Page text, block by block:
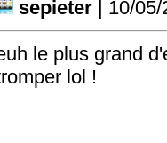
sepieter| 10/05/
le plus grand
lol !